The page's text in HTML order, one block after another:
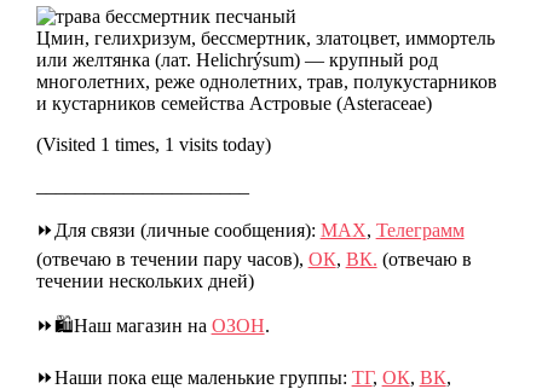
Цмин, гелихризум, бессмертник, златоцвет, иммортель
или желтянка (лат. Helichrýsum) — крупный род
многолетних, реже однолетних, трав, полукустарников
и кустарников семейства Астровые (Asteraceae)
(Visited 1 times, 1 visits today)
⏩Для связи (личные сообщения): МАХ, Телеграмм
(отвечаю в течении пару часов), ОК, ВК. (отвечаю в
течении нескольких дней)
⏩🛍️Наш магазин на ОЗОН.
⏩Наши пока еще маленькие группы: ТГ, ОК, ВК,